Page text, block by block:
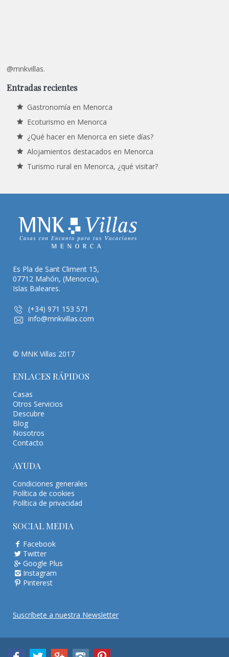
@mnkvillas.
Entradas recientes
Gastronomía en Menorca
Ecoturismo en Menorca
¿Qué hacer en Menorca en siete días?
Alojamientos destacados en Menorca
Turismo rural en Menorca, ¿qué visitar?
Es Pla de Sant Climent 15,
07712 Mahón, (Menorca),
Islas Baleares.
(+34) 971 153 571
info@mnkvillas.com
© MNK Villas 2017
ENLACES RÁPIDOS
Casas
Otros Servicios
Descubre
Blog
Nosotros
Contacto
AYUDA
Condiciones generales
Política de cookies
Política de privacidad
SOCIAL MEDIA
Facebook
Twitter
Google Plus
Instagram
Pinterest
Suscríbete a nuestra Newsletter